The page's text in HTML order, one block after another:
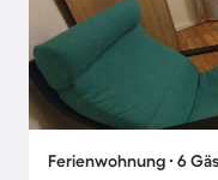
Ferienwohnung ∙ 6